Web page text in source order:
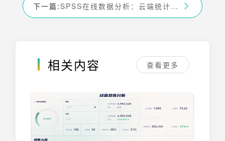
下一篇: SPSS在线数据分析：云端统计分析的便捷之选
相关内容 查看更多